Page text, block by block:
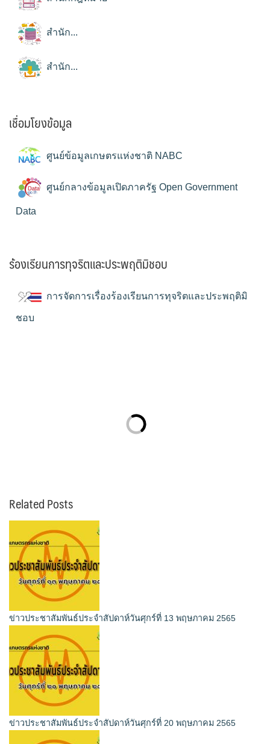
สำนัก...
สำนัก...
เชื่อมโยงข้อมูล
ศูนย์ข้อมูลเกษตรแห่งชาติ NABC
ศูนย์กลางข้อมูลเปิดภาครัฐ Open Government
Data
ร้องเรียนการทุจริตและประพฤติมิชอบ
การจัดการเรื่องร้องเรียนการทุจริตและประพฤติมิ
ชอบ
Related Posts
ข่าวประชาสัมพันธ์ประจำสัปดาห์วันศุกร์ที่ 13 พฤษภาคม 2565
ข่าวประชาสัมพันธ์ประจำสัปดาห์วันศุกร์ที่ 20 พฤษภาคม 2565